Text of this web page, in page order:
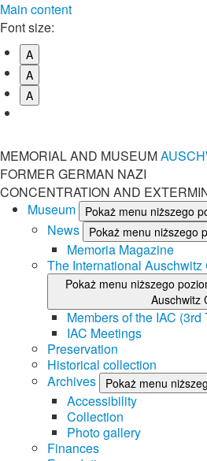
Main content
Font size:
A
A
A
MEMORIAL AND MUSEUM
FORMER GERMAN NAZI
CONCENTRATION AND
Museum
Pokaż menu niższego
News Pokaż menu niższego
Memoria Magazine
The International Auschwitz
Pokaż menu niższego
Auschwitz
Members of the IAC (3rd
IAC Meetings
Preservation
Historical collection
Archives
Pokaż menu
Accessibility
Collection
Photo gallery
Finances